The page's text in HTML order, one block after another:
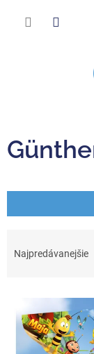
Najpredávanejšie